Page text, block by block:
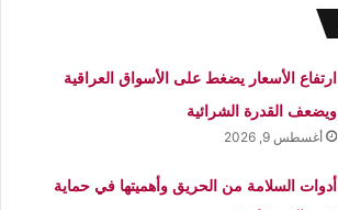
ارتفاع الأسعار يضغط على الأسواق العراقية
ويضعف القدرة الشرائية
أغسطس 9, 2026
أدوات السلامة من الحريق وأهميتها في حماية